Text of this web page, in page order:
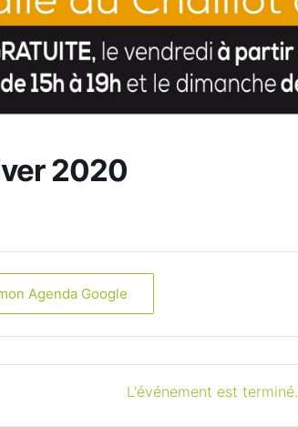
2020
Agenda Google
L'événement est terminé.